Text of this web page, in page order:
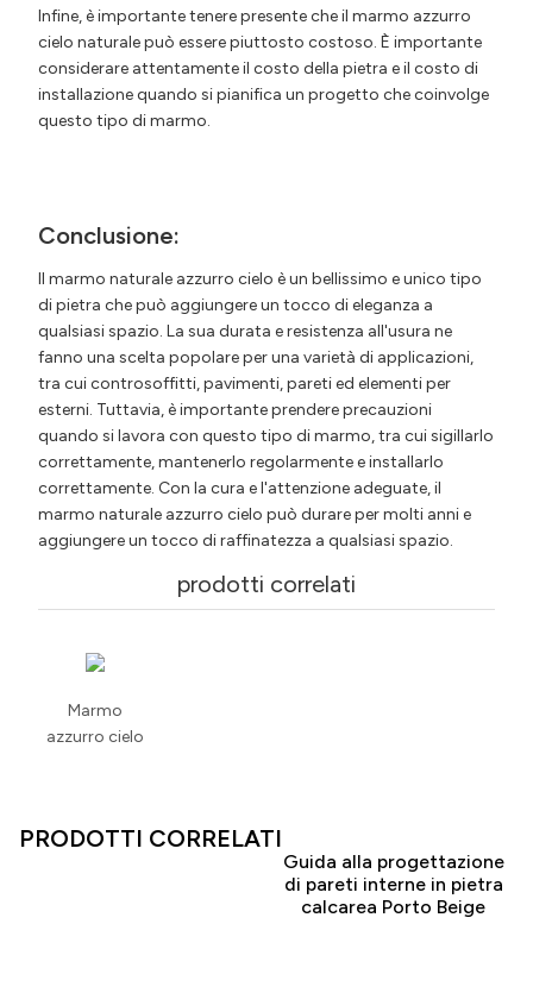
Infine, è importante tenere presente che il marmo azzurro
cielo naturale può essere piuttosto costoso. È importante
considerare attentamente il costo della pietra e il costo di
installazione quando si pianifica un progetto che coinvolge
questo tipo di marmo.
Conclusione:
Il marmo naturale azzurro cielo è un bellissimo e unico tipo
di pietra che può aggiungere un tocco di eleganza a
qualsiasi spazio. La sua durata e resistenza all'usura ne
fanno una scelta popolare per una varietà di applicazioni,
tra cui controsoffitti, pavimenti, pareti ed elementi per
esterni. Tuttavia, è importante prendere precauzioni
quando si lavora con questo tipo di marmo, tra cui sigillarlo
correttamente, mantenerlo regolarmente e installarlo
correttamente. Con la cura e l'attenzione adeguate, il
marmo naturale azzurro cielo può durare per molti anni e
aggiungere un tocco di raffinatezza a qualsiasi spazio.
prodotti correlati
Marmo
azzurro cielo
PRODOTTI CORRELATI
Guida alla progettazione
di pareti interne in pietra
calcarea Porto Beige